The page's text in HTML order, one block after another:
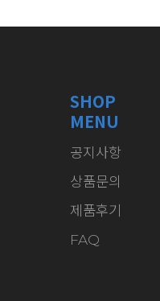
SHOP
MENU
공지사항
상품문의
제품후기
FAQ